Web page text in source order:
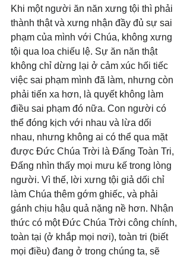
Khi một người ăn năn xưng tội thì phải
thành thật và xưng nhận đầy đủ sự sai
phạm của mình với Chúa, không xưng
tội qua loa chiếu lệ. Sự ăn năn thật
không chỉ dừng lại ở cảm xúc hối tiếc
việc sai phạm mình đã làm, nhưng còn
phải tiến xa hơn, là quyết không làm
điều sai phạm đó nữa. Con người có
thể đóng kịch với nhau và lừa dối
nhau, nhưng không ai có thể qua mặt
được Đức Chúa Trời là Đấng Toàn Tri,
Đấng nhìn thấy mọi mưu kế trong lòng
người. Vì thế, lời xưng tội giả dối chỉ
làm Chúa thêm gớm ghiếc, và phải
gánh chịu hậu quả nặng nề hơn. Nhận
thức có một Đức Chúa Trời công chính,
toàn tại (ở khắp mọi nơi), toàn tri (biết
mọi điều) đang ở trong chúng ta, sẽ